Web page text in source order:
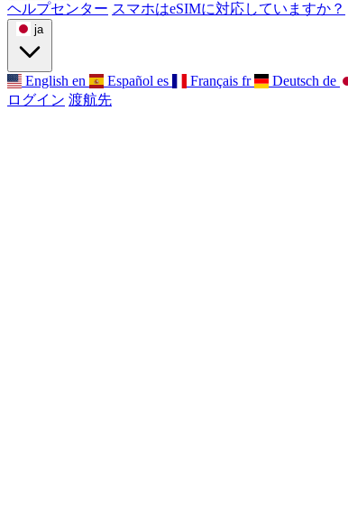
ヘルプセンター スマホはeSIMに対応していますか？
ja
English en Español es Français fr Deutsch de
ログイン 渡航先